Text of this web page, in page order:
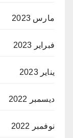
مارس 2023
فبراير 2023
يناير 2023
ديسمبر 2022
نوفمبر 2022